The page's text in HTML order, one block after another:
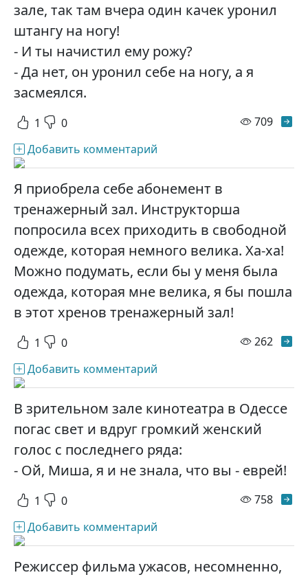
зале, так там вчера один качек уронил
штангу на ногу!
- И ты начистил ему рожу?
- Да нет, он уронил себе на ногу, а я
засмеялся.
1 0 709
Добавить комментарий
Я приобрела себе абонемент в
тренажерный зал. Инструкторша
попросила всех приходить в свободной
одежде, которая немного велика. Ха-ха!
Можно подумать, если бы у меня была
одежда, которая мне велика, я бы пошла
в этот хренов тренажерный зал!
1 0 262
Добавить комментарий
В зрительном зале кинотеатра в Одессе
погас свет и вдруг громкий женский
голос с последнего ряда:
- Ой, Миша, я и не знала, что вы - еврей!
1 0 758
Добавить комментарий
Режиссер фильма ужасов, несомненно,